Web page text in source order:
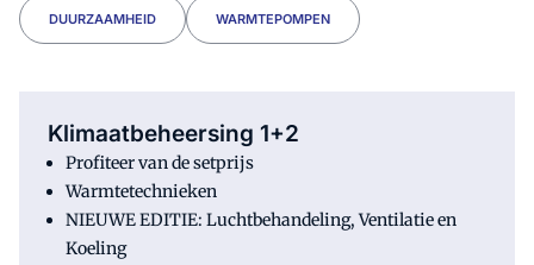
DUURZAAMHEID WARMTEPOMPEN
Klimaatbeheersing 1+2
Profiteer van de setprijs
Warmtetechnieken
NIEUWE EDITIE: Luchtbehandeling, Ventilatie en
Koeling